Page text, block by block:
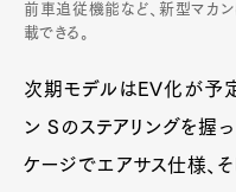
前車追従機能など、新型マカ
載できる。
次期モデルはEV化が予
ン Sのステアリングを握
ケージでエアサス仕様、